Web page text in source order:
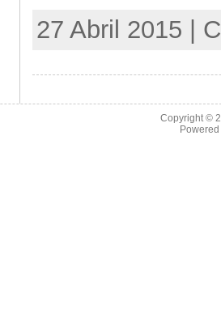
27 Abril 2015 |
Copyright ©